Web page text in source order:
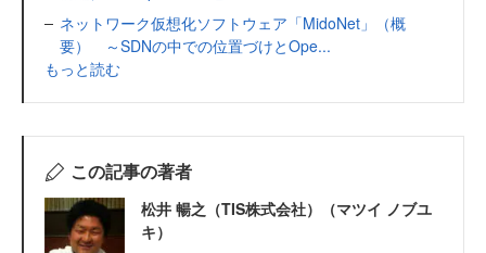
ネットワーク仮想化ソフトウェア「MidoNet」（概
要） ～SDNの中での位置づけとOpe...
もっと読む
この記事の著者
松井 暢之（TIS株式会社）（マツイ ノブユ
キ）